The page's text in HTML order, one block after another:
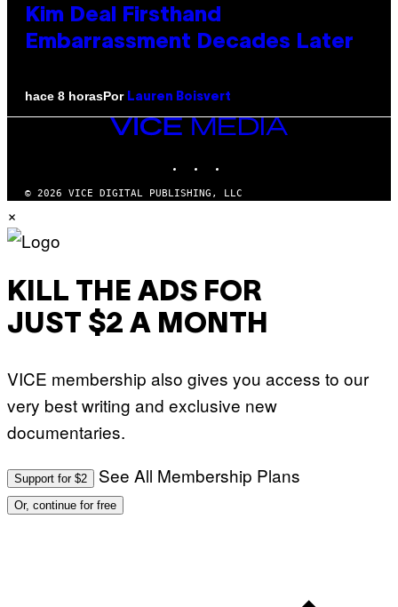
Kim Deal Firsthand
Embarrassment Decades Later
hace 8 horasPor Lauren Boisvert
VICE
MEDIA
© 2026 VICE DIGITAL PUBLISHING, LLC
×
KILL THE ADS FOR
JUST $2 A MONTH
VICE membership also gives you access to our
very best writing and exclusive new
documentaries.
Support for $2 See All Membership Plans
Or, continue for free